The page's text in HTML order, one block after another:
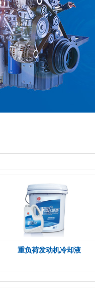
重负荷发动机冷却液
详细介绍>>